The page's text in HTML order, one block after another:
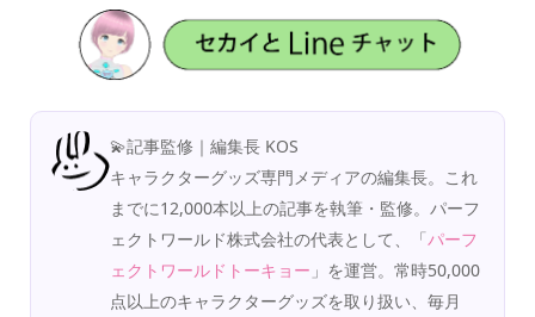
💫記事監修｜編集長 KOS
キャラクターグッズ専門メディアの編集長。これ
までに12,000本以上の記事を執筆・監修。パーフ
ェクトワールド株式会社の代表として、「パーフ
ェクトワールドトーキョー 」を運営。常時50,000
点以上のキャラクターグッズを取り扱い、毎月